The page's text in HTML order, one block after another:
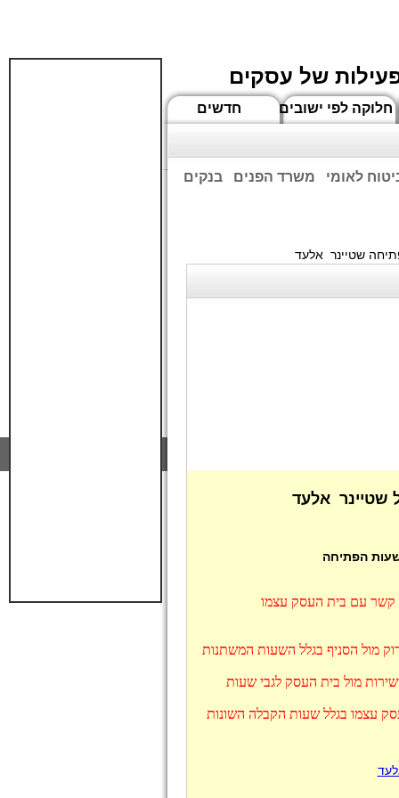
של עסקים
חדשים חלוקה לפי ישובים
בנקים משרד הפנים לאומי
שטיינר אלעד
שטיינר אלעד
הפתיחה
קשר עם בית העסק עצמו
מול הסניף בגלל השעות המשתנות
מול בית העסק לגבי שעות
עצמו בגלל שעות הקבלה השונות